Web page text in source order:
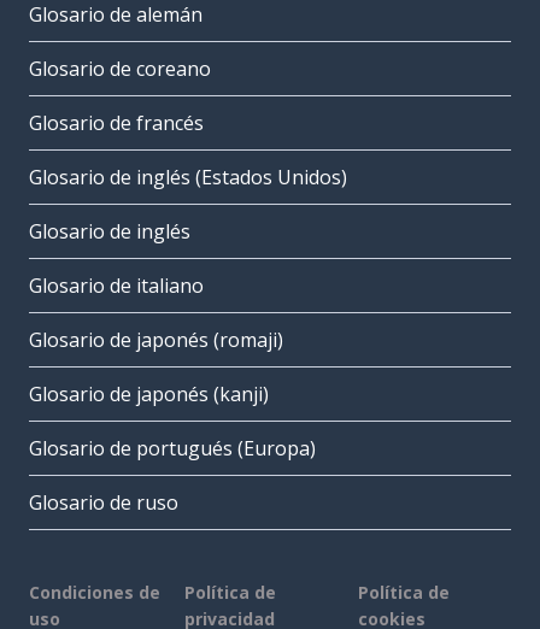
Glosario de alemán
Glosario de coreano
Glosario de francés
Glosario de inglés (Estados Unidos)
Glosario de inglés
Glosario de italiano
Glosario de japonés (romaji)
Glosario de japonés (kanji)
Glosario de portugués (Europa)
Glosario de ruso
Condiciones de
uso
Política de
privacidad
Política de
cookies